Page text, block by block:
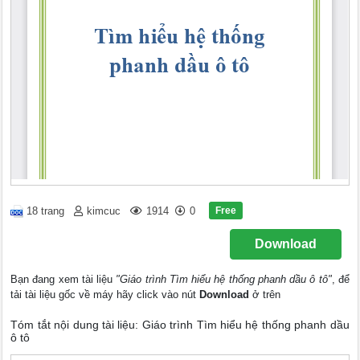
18 trang kimcuc 1914 0 Free
Download
Bạn đang xem tài liệu "Giáo trình Tìm hiểu hệ thống phanh dầu ô tô", để
tải tài liệu gốc về máy hãy click vào nút Download ở trên
Tóm tắt nội dung tài liệu: Giáo trình Tìm hiểu hệ thống phanh dầu
ô tô